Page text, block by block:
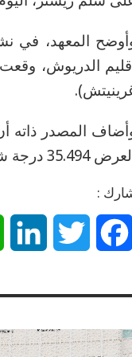
المعهد، في
درجة شمالا، وخط الطول 3.632 درجة غربا.
:
e
t
k